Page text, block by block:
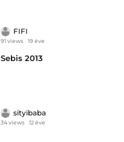
FIFI
91 views 19 éve
Sebis 2013
sityibaba
34 views 12 éve